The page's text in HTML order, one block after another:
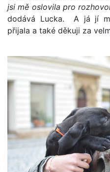
jsi mě oslovila pro
dodává Lucka. A já jí
přijala a také děkuji za